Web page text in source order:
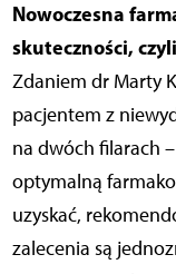
Nowoczesna
skuteczności,
Zdaniem dr Marty
pacjentem z
na dwóch filarach
optymalną
uzyskać,
zalecenia są